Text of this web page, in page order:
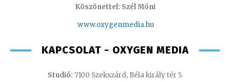
Köszönettel: Szél Móni
www.oxygenmedia.hu
KAPCSOLAT - OXYGEN MEDIA
Studió: 7100 Szekszárd, Béla király tér 5.